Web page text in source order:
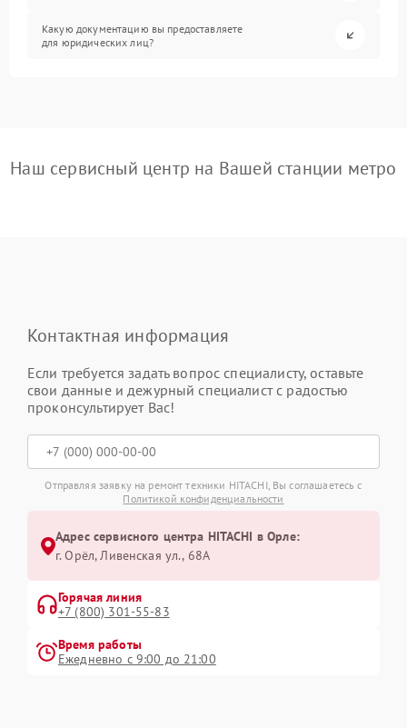
Какую документацию вы предоставляете
для юридических лиц?
Наш сервисный центр на Вашей станции метро
Контактная информация
Если требуется задать вопрос специалисту, оставьте
свои данные и дежурный специалист с радостью
проконсультирует Вас!
Отправляя заявку на ремонт техники HITACHI, Вы соглашаетесь с
Политикой конфиденциальности
Адрес сервисного центра HITACHI в Орле:
г. Орёл, Ливенская ул., 68А
Горячая линия
+7 (800) 301-55-83
Время работы
Ежедневно с 9:00 до 21:00